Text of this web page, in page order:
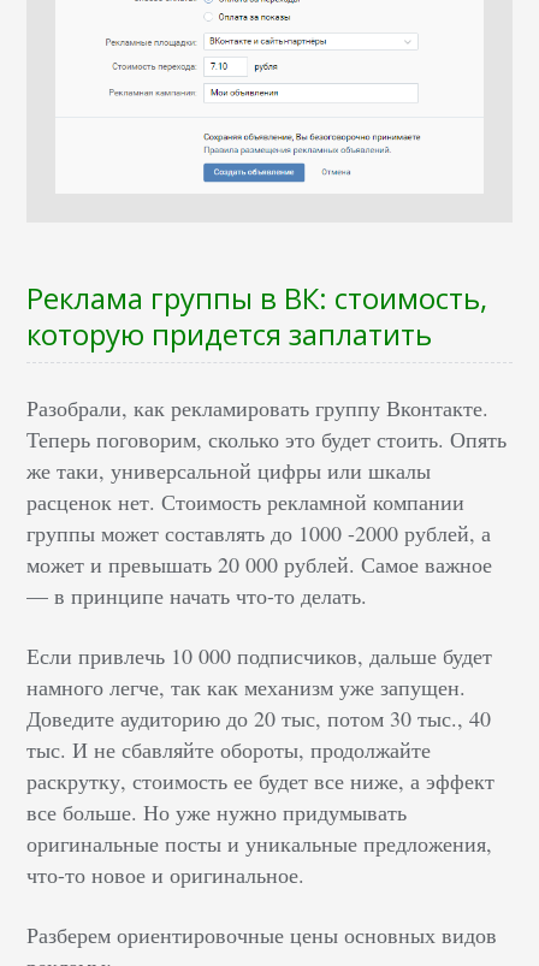
Реклама группы в ВК: стоимость,
которую придется заплатить
Разобрали, как рекламировать группу Вконтакте.
Теперь поговорим, сколько это будет стоить. Опять
же таки, универсальной цифры или шкалы
расценок нет. Стоимость рекламной компании
группы может составлять до 1000 -2000 рублей, а
может и превышать 20 000 рублей. Самое важное
— в принципе начать что-то делать.
Если привлечь 10 000 подписчиков, дальше будет
намного легче, так как механизм уже запущен.
Доведите аудиторию до 20 тыс, потом 30 тыс., 40
тыс. И не сбавляйте обороты, продолжайте
раскрутку, стоимость ее будет все ниже, а эффект
все больше. Но уже нужно придумывать
оригинальные посты и уникальные предложения,
что-то новое и оригинальное.
Разберем ориентировочные цены основных видов